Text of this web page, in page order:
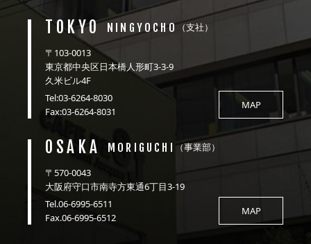
TOKYO NINGYOCHO（支社）
〒103-0013
東京都中央区日本橋人形町3-3-9
久米ビル4F
Tel:03-6264-8030
Fax:03-6264-8031
MAP
OSAKA MORIGUCHI （事業部）
〒570-0043
大阪府守口市南寺方東通6丁目3-19
Tel.06-6995-6511
Fax.06-6995-6512
MAP